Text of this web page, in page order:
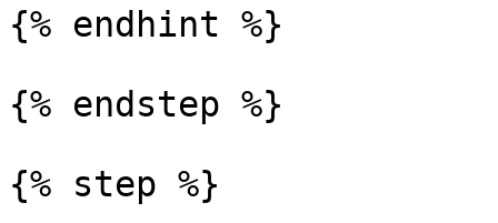
{% endhint %}
{% endstep %}
{% step %}